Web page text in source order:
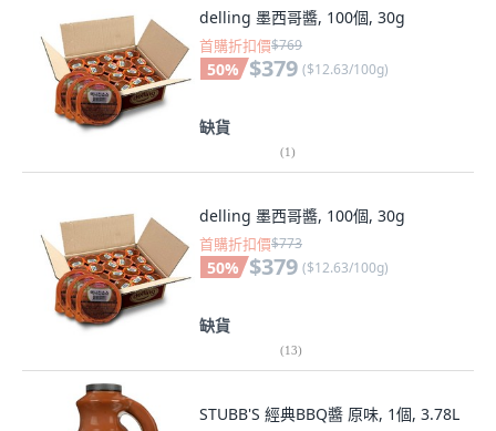
delling 墨西哥醬, 100個, 30g
首購折扣價$769
50% $379 ($12.63/100g)
缺貨
(1)
delling 墨西哥醬, 100個, 30g
首購折扣價$773
50% $379 ($12.63/100g)
缺貨
(13)
STUBB'S 經典BBQ醬 原味, 1個, 3.78L